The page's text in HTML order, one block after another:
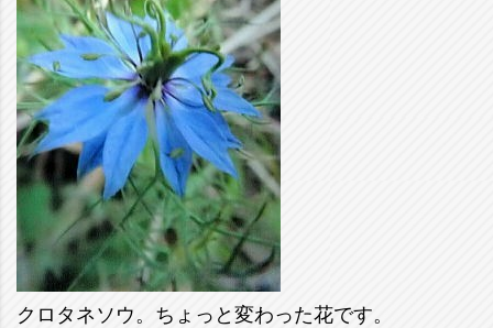
クロタネソウ。ちょっと変わった花です。